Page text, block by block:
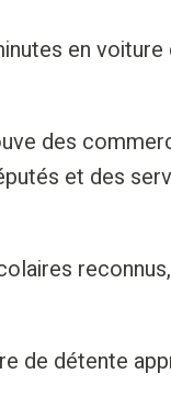
en voiture
des
et des
reconnus,
de détente